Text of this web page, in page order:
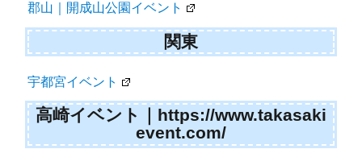
郡山｜開成山公園イベント
関東
宇都宮イベント
高崎イベント｜https://www.takasaki
event.com/